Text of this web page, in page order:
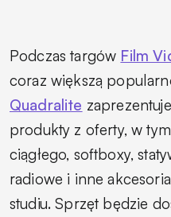
Podczas targów Film
coraz większą
Quadralite
produkty z oferty, w
ciągłego, softboxy,
radiowe i inne
studiu. Sprzęt będzie